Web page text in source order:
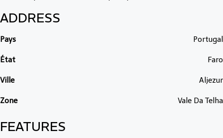
ADDRESS
Pays Portugal
État Faro
Ville Aljezur
Zone Vale Da Telha
FEATURES